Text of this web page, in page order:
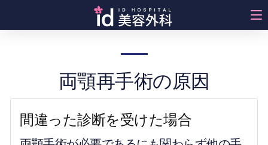
両顎の再手術
両顎再手術の原因
間違った診断を受けた場合